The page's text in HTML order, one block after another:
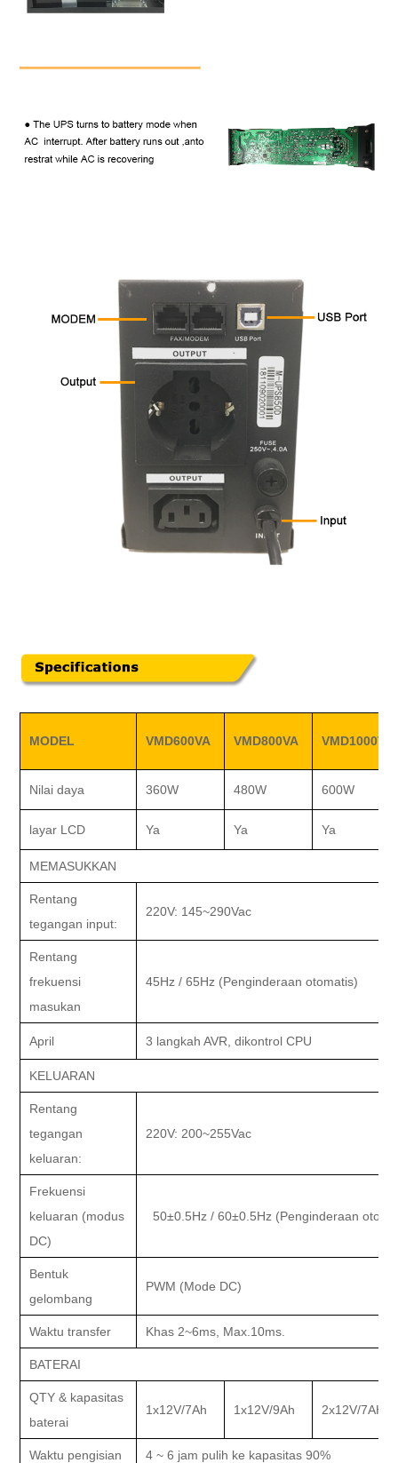
MODEL VMD600VA VMD800VA VMD1000VA
Nilai daya 360W 480W 600W
layar LCD Ya Ya Ya
MEMASUKKAN
Rentang
tegangan input:
220V: 145~290Vac
Rentang
frekuensi
masukan
45Hz / 65Hz (Penginderaan otomatis)
April 3 langkah AVR, dikontrol CPU
KELUARAN
Rentang
tegangan
keluaran:
220V: 200~255Vac
Frekuensi
keluaran (modus
DC)
50±0.5Hz / 60±0.5Hz (Penginderaan
Bentuk
gelombang
PWM (Mode DC)
Waktu transfer Khas 2~6ms, Max.10ms.
BATERAI
QTY & kapasitas
baterai
1x12V/7Ah 1x12V/9Ah 2x12V/7AH
Waktu pengisian 4 ~ 6 jam pulih ke kapasitas 90%